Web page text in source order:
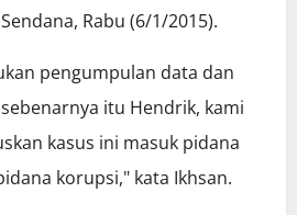
Rabu (6/1/2015).
pengumpulan data dan
itu Hendrik, kami
kasus ini masuk pidana
korupsi," kata Ikhsan.